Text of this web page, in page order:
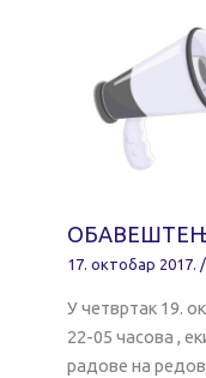
17. октобар 2017.
У четвртак 19.
22-05 часова ,
радове на